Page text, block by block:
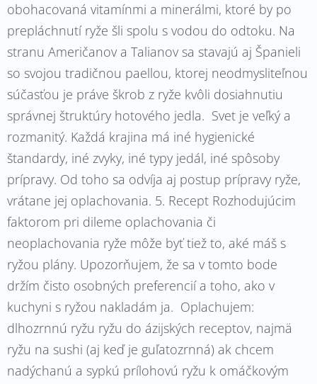
obohacovaná vitamínmi a minerálmi, ktoré by po
prepláchnutí ryže šli spolu s vodou do odtoku. Na
stranu Američanov a Talianov sa stavajú aj Španieli
so svojou tradičnou paellou, ktorej neodmysliteľnou
súčasťou je práve škrob z ryže kvôli dosiahnutiu
správnej štruktúry hotového jedla. Svet je veľký a
rozmanitý. Každá krajina má iné hygienické
štandardy, iné zvyky, iné typy jedál, iné spôsoby
prípravy. Od toho sa odvíja aj postup prípravy ryže,
vrátane jej oplachovania. 5. Recept Rozhodujúcim
faktorom pri dileme oplachovania či
neoplachovania ryže môže byť tiež to, aké máš s
ryžou plány. Upozorňujem, že sa v tomto bode
držím čisto osobných preferencií a toho, ako v
kuchyni s ryžou nakladám ja. Oplachujem:
dlhozrnnú ryžu ryžu do ázijských receptov, najmä
ryžu na sushi (aj keď je guľatozrnná) ak chcem
nadýchanú a sypkú prílohovú ryžu k omáčkovým